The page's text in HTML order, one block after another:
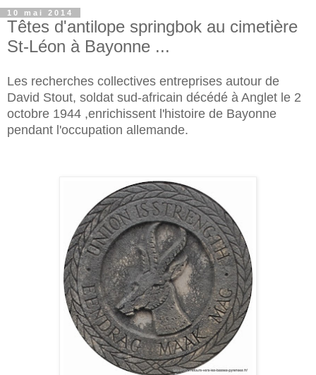
10 mai 2014
Têtes d'antilope springbok au cimetière
St-Léon à Bayonne ...
Les recherches collectives entreprises autour de
David Stout, soldat sud-africain décédé à Anglet le 2
octobre 1944 ,enrichissent l'histoire de Bayonne
pendant l'occupation allemande.